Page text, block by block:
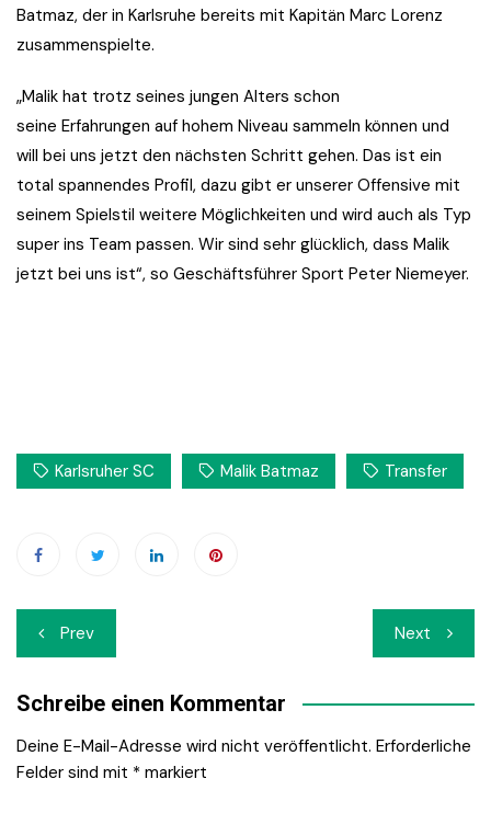
Batmaz, der in Karlsruhe bereits mit Kapitän Marc Lorenz
zusammenspielte.
„Malik hat trotz seines jungen Alters schon
seine Erfahrungen auf hohem Niveau sammeln können und
will bei uns jetzt den nächsten Schritt gehen. Das ist ein
total spannendes Profil, dazu gibt er unserer Offensive mit
seinem Spielstil weitere Möglichkeiten und wird auch als Typ
super ins Team passen. Wir sind sehr glücklich, dass Malik
jetzt bei uns ist“, so Geschäftsführer Sport Peter Niemeyer.
Karlsruher SC Malik Batmaz Transfer
Beitrags-
Navigation
Prev Next
Schreibe einen Kommentar
Deine E-Mail-Adresse wird nicht veröffentlicht. Erforderliche
Felder sind mit * markiert